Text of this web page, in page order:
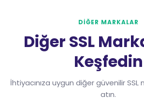
DİĞER MARKALAR
Diğer SSL
Keşfedin
İhtiyacınıza uygun diğer güvenilir SSL
atın.